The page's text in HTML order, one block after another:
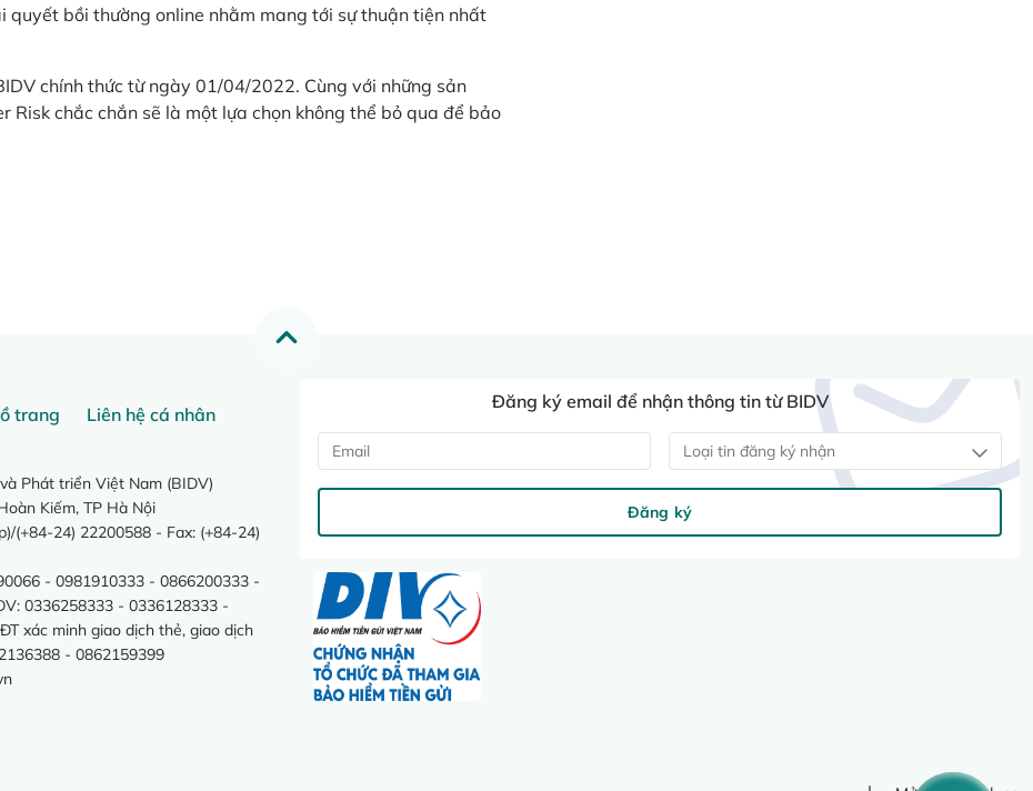
bồi thường online nhằm mang tới sự thuận tiện nhất
chính thức từ ngày 01/04/2022. Cùng với những sản
Risk chắc chắn sẽ là một lựa chọn không thể bỏ qua để bảo
trang
Liên hệ cá nhân
Phát triển Việt Nam (BIDV)
Kiếm, TP Hà Nội
(+84-24) 22200588 - Fax: (+84-24)
- 0981910333 - 0866200333 -
0336258333 - 0336128333 -
xác minh giao dịch thẻ, giao dịch
- 0862159399
Đăng ký email để nhận thông tin từ BIDV
Loại tin đăng ký nhận
Đăng ký